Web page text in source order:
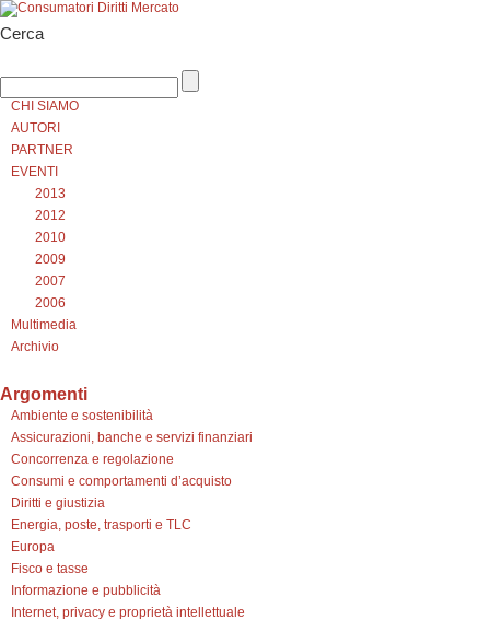
Cerca
CHI SIAMO
AUTORI
PARTNER
EVENTI
2013
2012
2010
2009
2007
2006
Multimedia
Archivio
Argomenti
Ambiente e sostenibilità
Assicurazioni, banche e servizi finanziari
Concorrenza e regolazione
Consumi e comportamenti d’acquisto
Diritti e giustizia
Energia, poste, trasporti e TLC
Europa
Fisco e tasse
Informazione e pubblicità
Internet, privacy e proprietà intellettuale